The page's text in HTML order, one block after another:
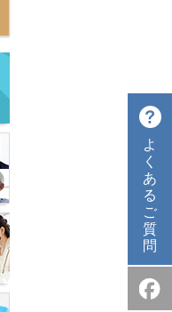
よ
く
あ
る
ご
質
問